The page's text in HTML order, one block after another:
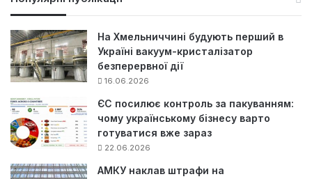
На Хмельниччині будують перший в
Україні вакуум-кристалізатор
безперервної дії
16.06.2026
ЄС посилює контроль за пакуванням:
чому українському бізнесу варто
готуватися вже зараз
22.06.2026
АМКУ наклав штрафи на